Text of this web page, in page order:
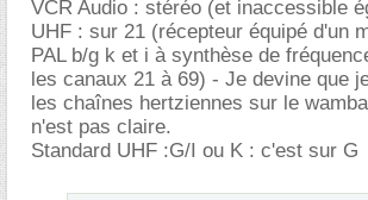
VCR Audio : stéréo (et inaccessible
UHF : sur 21 (récepteur équipé d'un
PAL b/g k et i à synthèse de
les canaux 21 à 69) - Je devine que
les chaînes hertziennes sur le
n'est pas claire.
Standard UHF :G/I ou K : c'est sur G